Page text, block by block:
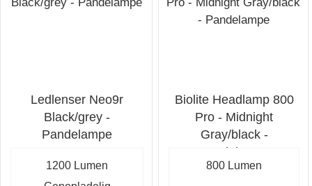
Ledlenser Neo9r
Black/grey -
Pandelampe
1200 Lumen
Biolite Headlamp 800
Pro - Midnight
Gray/black -
Pandelampe
800 Lumen